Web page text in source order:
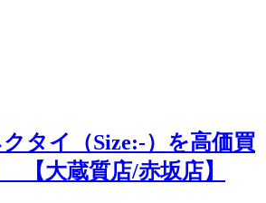
タイ（Size:-）を高価買
【大蔵質店/赤坂店】